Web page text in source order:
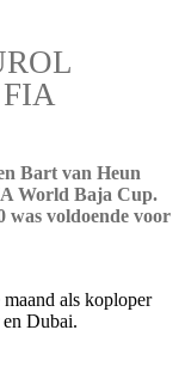
Bart van Heun
World Baja Cup.
was voldoende voor
als koploper
Dubai.